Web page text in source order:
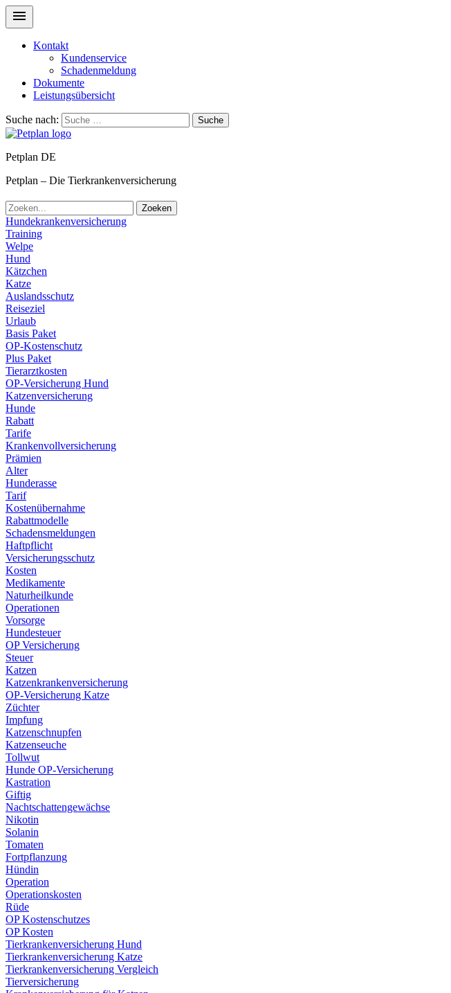
Kontakt
Kundenservice
Schadenmeldung
Dokumente
Leistungsübersicht
Suche nach: Suche
Petplan DE
Petplan – Die Tierkrankenversicherung
Zoeken
Hundekrankenversicherung
Training
Welpe
Hund
Kätzchen
Katze
Auslandsschutz
Reiseziel
Urlaub
Basis Paket
OP-Kostenschutz
Plus Paket
Tierarztkosten
OP-Versicherung Hund
Katzenversicherung
Hunde
Rabatt
Tarife
Krankenvollversicherung
Prämien
Alter
Hunderasse
Tarif
Kostenübernahme
Rabattmodelle
Schadensmeldungen
Haftpflicht
Versicherungsschutz
Kosten
Medikamente
Naturheilkunde
Operationen
Vorsorge
Hundesteuer
OP Versicherung
Steuer
Katzen
Katzenkrankenversicherung
OP-Versicherung Katze
Züchter
Impfung
Katzenschnupfen
Katzenseuche
Tollwut
Hunde OP-Versicherung
Kastration
Giftig
Nachtschattengewächse
Nikotin
Solanin
Tomaten
Fortpflanzung
Hündin
Operation
Operationskosten
Rüde
OP Kostenschutzes
OP Kosten
Tierkrankenversicherung Hund
Tierkrankenversicherung Katze
Tierkrankenversicherung Vergleich
Tierversicherung